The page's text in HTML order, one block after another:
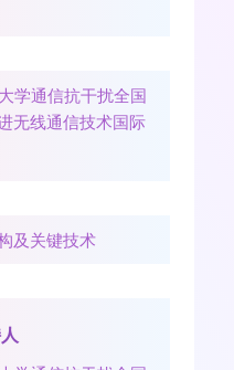
学通信抗干扰全国
无线通信技术国际
及关键技术